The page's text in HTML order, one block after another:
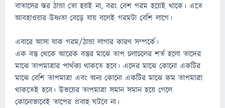
বাতাসের স্তর ঠান্ডা তো হয়ই না, বরং বেশ গরম হয়েই থাকে। এতে
আবহাওয়ার উষ্ণতা বেড়ে যায় বলেই গরমটা বেশি লাগে।
এবারে আসা যাক গরম/ঠান্ডা লাগার কারণ সম্পর্কে।
এক বস্তু থেকে আরেক বস্তুর মাঝে তাপ চলাচলের শর্ত হলো তাদের
মাঝে তাপমাত্রার পার্থক্য থাকতে হবে। এদের মাঝে কোনো একটির
মাঝে বেশি তাপমাত্রা এবং অন্য কোনো একটির মাঝে কম তাপমাত্রা
থাকতেই হবে। উভয়ের তাপমাত্রা সমান সমান হয়ে গেলে
কোনোভাবেই তাপের প্রবাহ ঘটবে না।